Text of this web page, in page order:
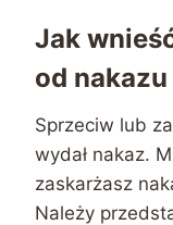
Jak
od nakazu
Sprzeciw lub
wydał nakaz.
zaskarżasz
Należy